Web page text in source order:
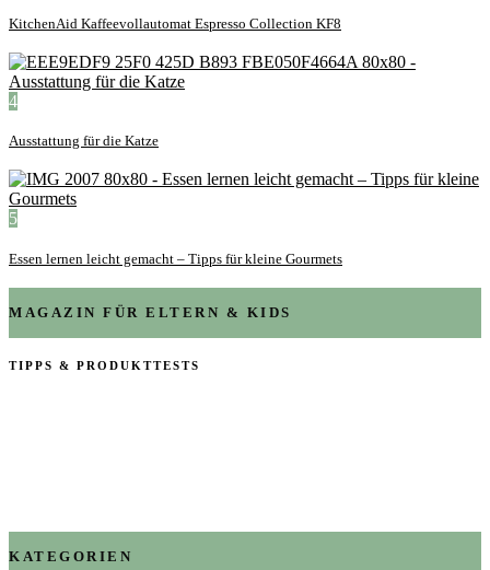
KitchenAid Kaffeevollautomat Espresso Collection KF8
4
Ausstattung für die Katze
5
Essen lernen leicht gemacht – Tipps für kleine Gourmets
MAGAZIN FÜR ELTERN & KIDS
TIPPS & PRODUKTTESTS
KATEGORIEN